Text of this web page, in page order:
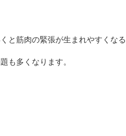
と筋肉の緊張が生まれやすくなる
も多くなります。